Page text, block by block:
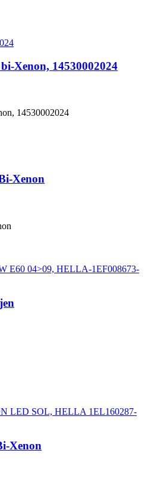
Xenon, 14530002024
14530002024
Xenon
Xenon